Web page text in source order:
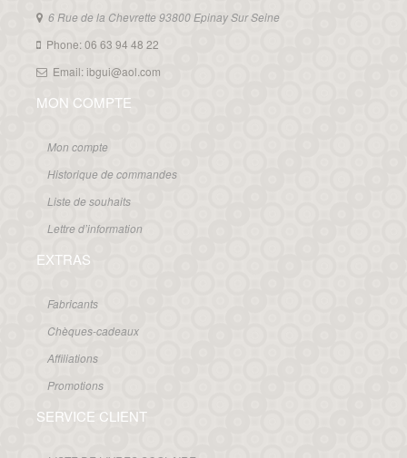
6 Rue de la Chevrette 93800 Epinay Sur Seine
Phone: 06 63 94 48 22
Email: ibgui@aol.com
MON COMPTE
Mon compte
Historique de commandes
Liste de souhaits
Lettre d’information
EXTRAS
Fabricants
Chèques-cadeaux
Affiliations
Promotions
SERVICE CLIENT